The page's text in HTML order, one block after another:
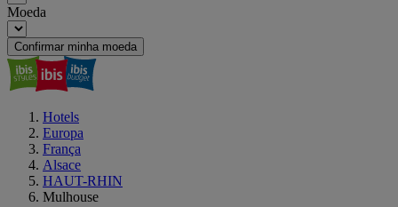
Moeda
Confirmar minha moeda
Hotels
Europa
França
Alsace
HAUT-RHIN
Mulhouse